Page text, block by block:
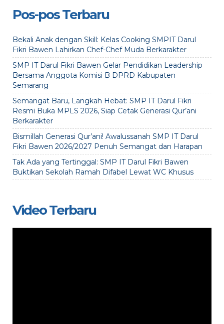
Pos-pos Terbaru
Bekali Anak dengan Skill: Kelas Cooking SMPIT Darul
Fikri Bawen Lahirkan Chef-Chef Muda Berkarakter
SMP IT Darul Fikri Bawen Gelar Pendidikan Leadership
Bersama Anggota Komisi B DPRD Kabupaten
Semarang
Semangat Baru, Langkah Hebat: SMP IT Darul Fikri
Resmi Buka MPLS 2026, Siap Cetak Generasi Qur’ani
Berkarakter
Bismillah Generasi Qur’ani! Awalussanah SMP IT Darul
Fikri Bawen 2026/2027 Penuh Semangat dan Harapan
Tak Ada yang Tertinggal: SMP IT Darul Fikri Bawen
Buktikan Sekolah Ramah Difabel Lewat WC Khusus
Video Terbaru